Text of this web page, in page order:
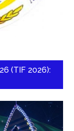
(TIF 2026):